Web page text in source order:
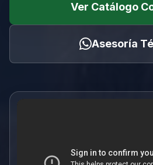
Ver Catálogo
Asesoría